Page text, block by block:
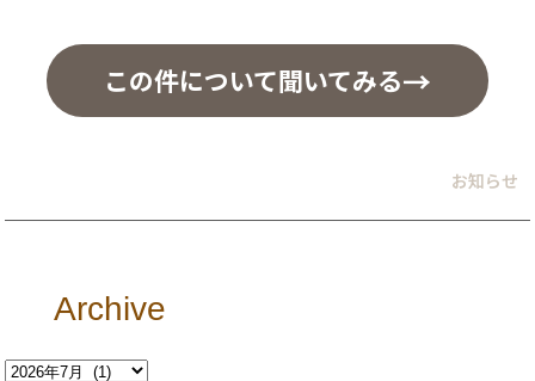
この件について聞いてみる
お知らせ
Archive